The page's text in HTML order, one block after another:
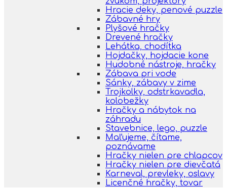
Hracie deky, penové puzzle
Zábavné hry
Plyšové hračky
Drevené hračky
Lehátka, chodítka
Hojdačky, hojdacie kone
Hudobné nástroje, hračky
Zábava pri vode
Sánky, zábavy v zime
Trojkolky, odstrkavadla,
kolobežky
Hračky a nábytok na
záhradu
Stavebnice, lego, puzzle
Maľujeme, čítame,
poznávame
Hračky nielen pre chlapcov
Hračky nielen pre dievčatá
Karneval, prevleky, oslavy
Licenčné hračky, tovar